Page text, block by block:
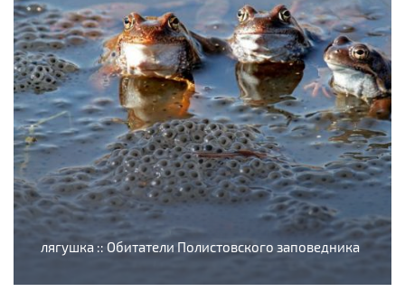
лягушка :: Обитатели Полистовского заповедника